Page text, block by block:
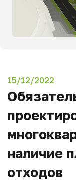
15/12/2022
наличие
отходов